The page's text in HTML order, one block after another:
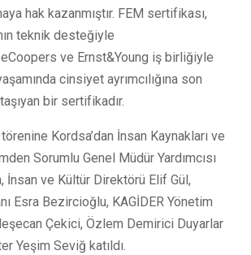
hak kazanmıştır. FEM sertifikası,
teknik desteğiyle
ve Ernst&Young iş birliğiyle
cinsiyet ayrımcılığına son
bir sertifikadır.
Kordsa’dan İnsan Kaynakları ve
Sorumlu Genel Müdür Yardımcısı
İnsan ve Kültür Direktörü Elif Gül,
Esra Bezircioğlu, KAGİDER Yönetim
Çekici, Özlem Demirici Duyarlar
Yeşim Seviğ katıldı.